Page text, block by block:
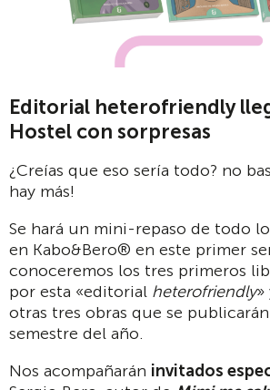
Editorial heterofriendly
Hostel con sorpresas
¿Creías que eso sería todo? no
hay más!
Se hará un mini-repaso de todo
en Kabo&Bero® en este primer
conoceremos los tres primeros
por esta «editorial heterofriendly»
otras tres obras que se
semestre del año.
Nos acompañarán invitados